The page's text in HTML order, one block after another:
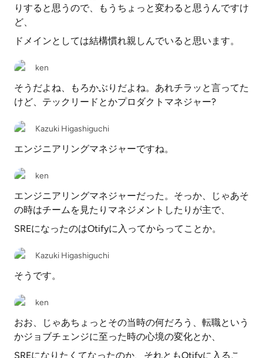
りすると思うので、もうちょっと変わると思うんですけ
ど、
ドメインとしては結構慣れ親しんでいると思います。
ken
そうだよね、もろかぶりだよね。あれチラッと言ってた
けど、テックリードとかプロダクトマネジャー?
Kazuki Higashiguchi
エンジニアリングマネジャーですね。
ken
エンジニアリングマネジャーだった。そっか、じゃあそ
の時はチームを見たりマネジメントしたりが主で、
SREになったのはOtifyに入ってからってことか。
Kazuki Higashiguchi
そうです。
ken
おお、じゃあちょっとその当時の何だろう、転職という
かジョブチェンジに至った時の心境の変化とか、
SREになりたくてなったのか、それともOtifyに入るこ